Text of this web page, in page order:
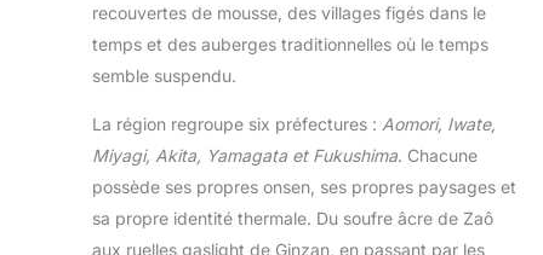
recouvertes de mousse, des villages figés dans le
temps et des auberges traditionnelles où le temps
semble suspendu.
La région regroupe six préfectures : Aomori, Iwate,
Miyagi, Akita, Yamagata et Fukushima. Chacune
possède ses propres onsen, ses propres paysages et
sa propre identité thermale. Du soufre âcre de Zaô
aux ruelles gaslight de Ginzan, en passant par les